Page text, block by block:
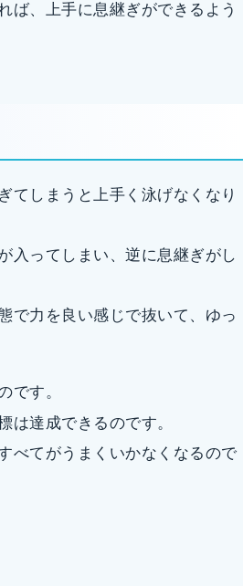
ば、上手に息継ぎができるよう
てしまうと上手く泳げなくなり
入ってしまい、逆に息継ぎがし
で力を良い感じで抜いて、ゆっ
です。
は達成できるのです。
べてがうまくいかなくなるので